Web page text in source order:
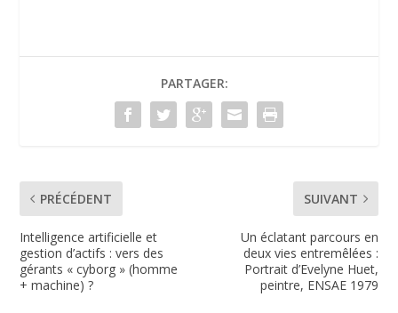
o dI
n
e
n
dl
er
PARTAGER:
PRÉCÉDENT
Intelligence artificielle et
gestion d’actifs : vers des
gérants « cyborg » (homme
+ machine) ?
SUIVANT
Un éclatant parcours en
deux vies entremêlées :
Portrait d’Evelyne Huet,
peintre, ENSAE 1979